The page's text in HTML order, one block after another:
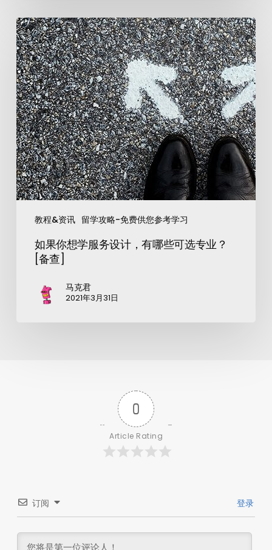
教程&资讯 留学攻略-免费供您参考学习
如果你想学服务设计，有哪些可选专业？
[备查]
马克君
2021年3月31日
0
Article Rating
订阅 登录